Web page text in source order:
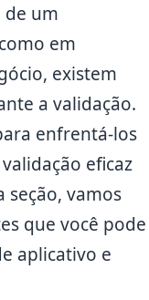
de um
em
existem
a validação.
enfrentá-los
eficaz
seção, vamos
que você pode
aplicativo e